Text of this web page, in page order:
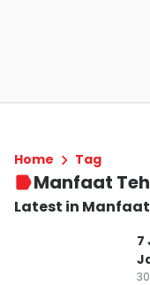
Home Tag
Manfaat Teh
Latest in Manfaat
7